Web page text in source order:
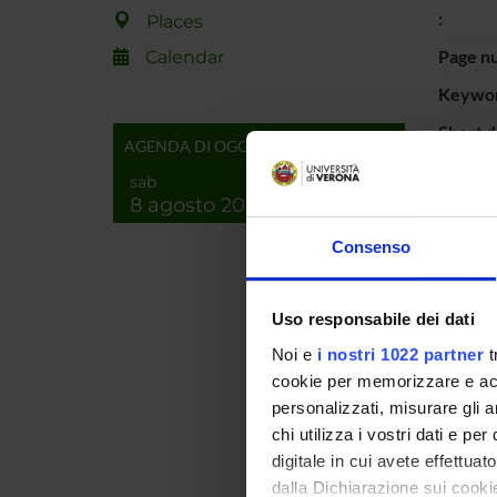
Consenso
Uso responsabile dei dati
Noi e i nostri 1022 partner
cookie per memorizzare e
personalizzati, misurare gli
chi utilizza i vostri dati e per
digitale in cui avete
dalla Dichiarazione sui
Places
Calendar
AGENDA DI OGGI
sab
8 agosto 2026
:
Page
Short